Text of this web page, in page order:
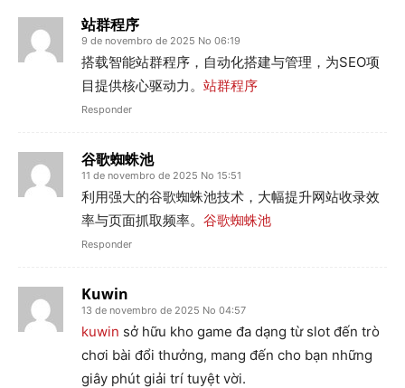
站群程序
9 de novembro de 2025 No 06:19
搭载智能站群程序，自动化搭建与管理，为SEO项
目提供核心驱动力。 站群程序
Responder
谷歌蜘蛛池
11 de novembro de 2025 No 15:51
利用强大的谷歌蜘蛛池技术，大幅提升网站收录效
率与页面抓取频率。 谷歌蜘蛛池
Responder
Kuwin
13 de novembro de 2025 No 04:57
kuwin sở hữu kho game đa dạng từ slot đến trò
chơi bài đổi thưởng, mang đến cho bạn những
giây phút giải trí tuyệt vời.